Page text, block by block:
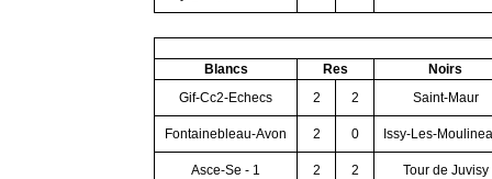
Blancs Res
Noirs
Gif-Cc2-Echecs
2 2 Saint-Maur
Fontainebleau-Avon 2 0 Issy-Les-
Asce-Se - 1 2 2 Tour de Juvisy